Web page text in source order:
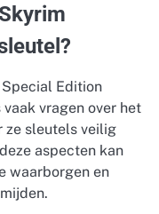
Edition
vragen over het
ze sleutels veilig
aspecten kan
waarborgen en